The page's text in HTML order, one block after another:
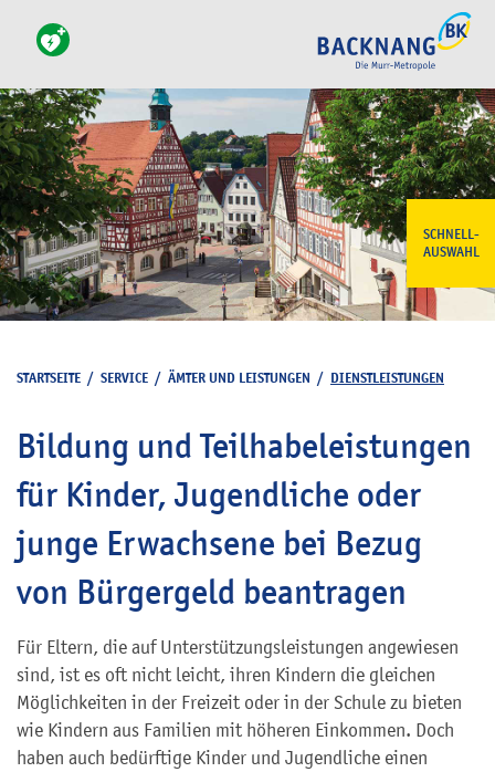
SCHNELL-
AUSWAHL
STARTSEITE / SERVICE / ÄMTER UND LEISTUNGEN / DIENSTLEISTUNGEN
Bildung und Teilhabeleistungen
für Kinder, Jugendliche oder
junge Erwachsene bei Bezug
von Bürgergeld beantragen
Für Eltern, die auf Unterstützungsleistungen angewiesen
sind, ist es oft nicht leicht, ihren Kindern die gleichen
Möglichkeiten in der Freizeit oder in der Schule zu bieten
wie Kindern aus Familien mit höheren Einkommen. Doch
haben auch bedürftige Kinder und Jugendliche einen